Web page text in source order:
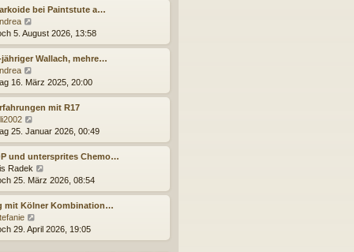
r
a
r
B
e
r
a
bei Paintstute a…
e
u
e
t
e
B
r
a
g
5. August 2026, 13:58
jähriger Wallach, mehre…
e
u
e
t
e
B
e
r
a
g
16. März 2025, 20:00
mit R17
e
u
e
s
t
e
r
B
i
25. Januar 2026, 00:49
und untersprites Chemo…
Radek
e
u
e
t
e
25. März 2026, 08:54
mit Kölner Kombination…
e
u
29. April 2026, 19:05